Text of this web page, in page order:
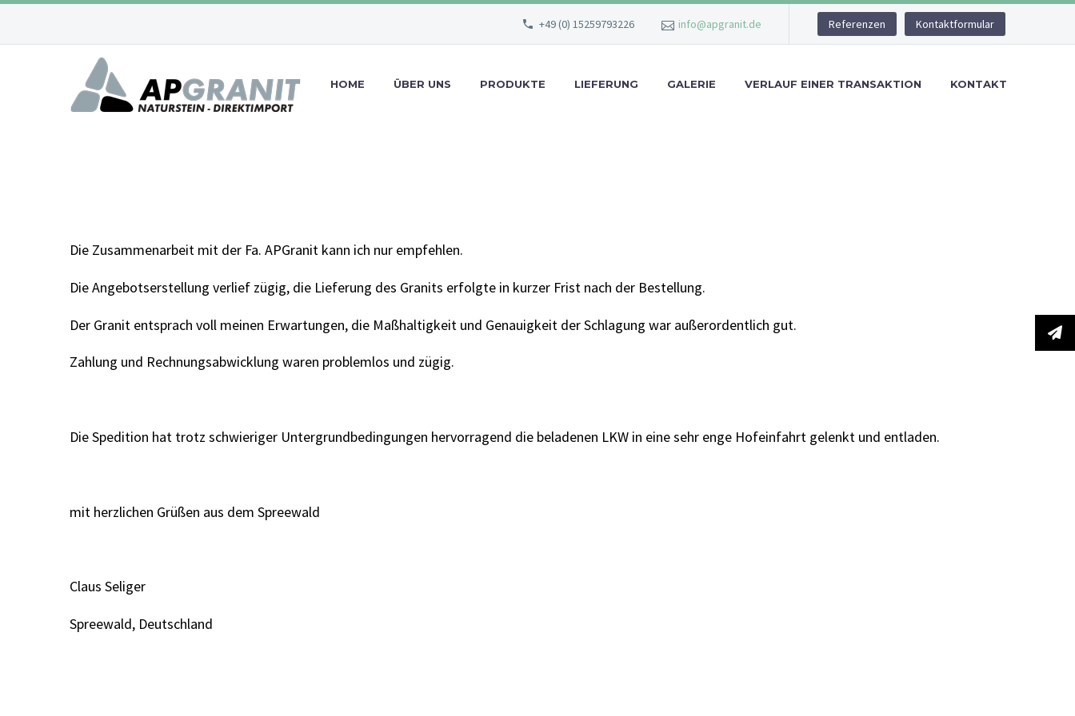
+49 (0) 15259793226 info@apgranit.de Referenzen Kontaktformular
HOME ÜBER UNS PRODUKTE LIEFERUNG GALERIE VERLAUF EINER TRANSAKTION KONTAKT
Die Zusammenarbeit mit der Fa. APGranit kann ich nur empfehlen.
Die Angebotserstellung verlief zügig, die Lieferung des Granits erfolgte in kurzer Frist nach der Bestellung.
Der Granit entsprach voll meinen Erwartungen, die Maßhaltigkeit und Genauigkeit der Schlagung war außerordentlich gut.
Zahlung und Rechnungsabwicklung waren problemlos und zügig.
Die Spedition hat trotz schwieriger Untergrundbedingungen hervorragend die beladenen LKW in eine sehr enge Hofeinfahrt gelenkt und entladen.
mit herzlichen Grüßen aus dem Spreewald
Claus Seliger
Spreewald, Deutschland